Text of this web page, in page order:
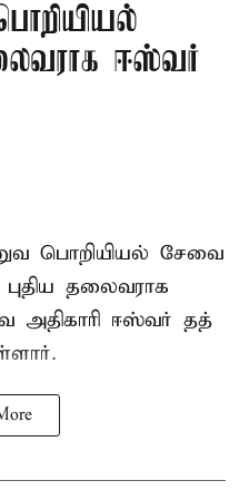
ஈஸ்வர்
பொறியியல் சேவை
தலைவராக
அதிகாரி ஈஸ்வர் தத்